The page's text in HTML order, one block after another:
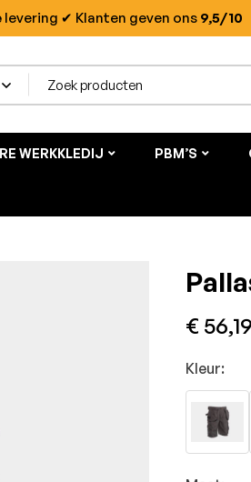
levering ✔ Klanten geven ons 9,5/10
WERKKLEDIJ PBM’S
€ 56,19
Kleur: